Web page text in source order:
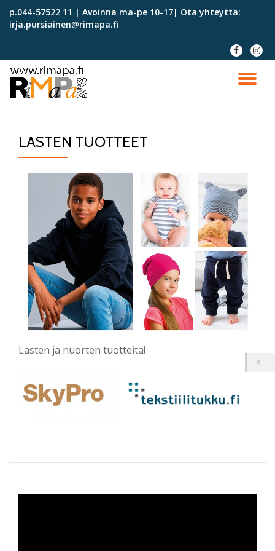
Skip
p.044-57522 11 | Avoinna ma-pe 10-17| Ota yhteyttä:
irja.pursiainen@rimapa.fi
fa-
facebook
fa-
LASTEN TUOTTEET
Lasten ja nuorten tuotteita!